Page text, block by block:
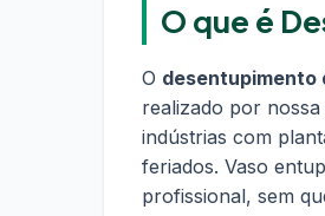
O que é
O desentupimento
realizado por
indústrias com
feriados. Vaso
profissional, sem